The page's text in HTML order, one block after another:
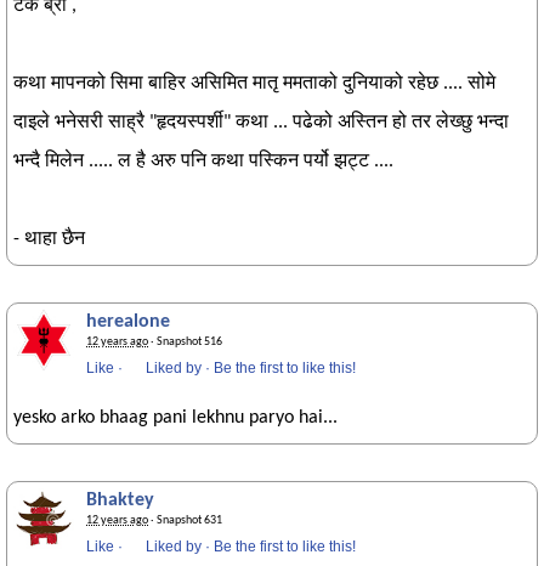
टंके ब्रो ,
कथा मापनको सिमा बाहिर असिमित मातृ ममताको दुनियाको रहेछ .... सोमे
दाइले भनेसरी साह्रै "हृदयस्पर्शी" कथा ... पढेको अस्तिन हो तर लेख्छु भन्दा
भन्दै मिलेन ..... ल है अरु पनि कथा पस्किन पर्यो झट्ट ....
- थाहा छैन
herealone
12 years ago· Snapshot 516
Like · Liked by · Be the first to like this!
yesko arko bhaag pani lekhnu paryo hai...
Bhaktey
12 years ago· Snapshot 631
Like · Liked by · Be the first to like this!